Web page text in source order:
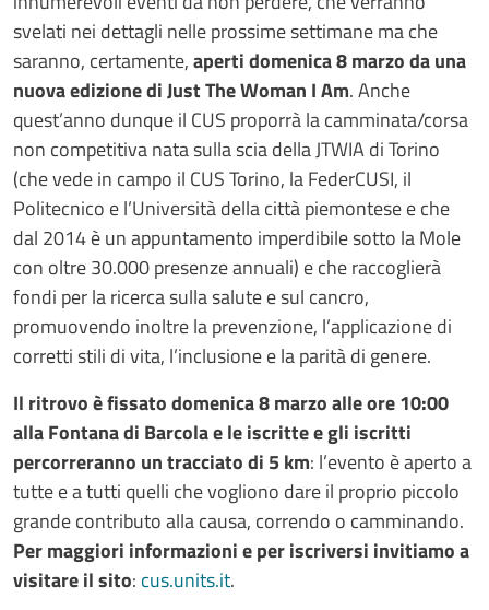
svelati nei dettagli nelle prossime settimane ma che
saranno, certamente,aperti domenica 8 marzo da una
nuova edizione di Just The Woman I Am. Anche
quest’anno dunque il CUS proporrà la camminata/corsa
non competitiva nata sulla scia della JTWIA di Torino
(che vede in campo il CUS Torino, la FederCUSI, il
Politecnico e l’Università della città piemontese e che
dal 2014 è un appuntamento imperdibile sotto la Mole
con oltre 30.000 presenze annuali) e che raccoglierà
fondi per la ricerca sulla salute e sul cancro,
promuovendo inoltre la prevenzione, l’applicazione di
corretti stili di vita, l’inclusione e la parità di genere.
Il ritrovo è fissato domenica 8 marzo alle ore 10:00
alla Fontana di Barcola e le iscritte e gli iscritti
percorreranno un tracciato di 5 km: l’evento è aperto a
tutte e a tutti quelli che vogliono dare il proprio piccolo
grande contributo alla causa, correndo o camminando.
Per maggiori informazioni e per iscriversi invitiamo a
visitare il sito: cus.units.it.